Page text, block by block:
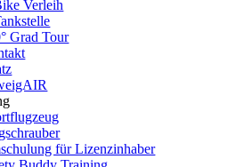
Verleih
Grad Tour
für Lizenzinhaber